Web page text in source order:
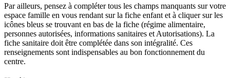
Par ailleurs, pensez à compléter tous les champs manquants sur votre
espace famille en vous rendant sur la fiche enfant et à cliquer sur les
icônes bleus se trouvant en bas de la fiche (régime alimentaire,
personnes autorisées, informations sanitaires et Autorisations). La
fiche sanitaire doit être complétée dans son intégralité. Ces
renseignements sont indispensables au bon fonctionnement du
centre.